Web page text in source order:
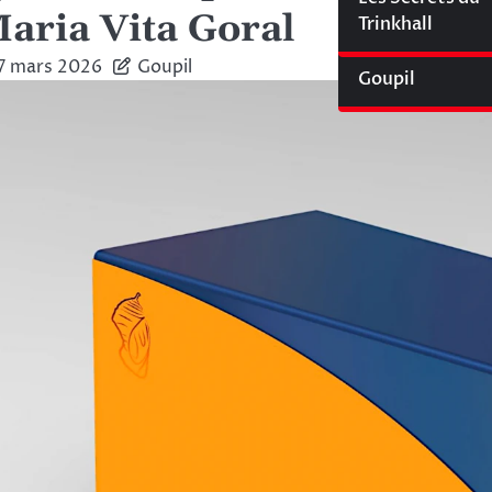
Cyberliège
Trinkhall
Goupil
Vita Goral
mars 2026 Goupil